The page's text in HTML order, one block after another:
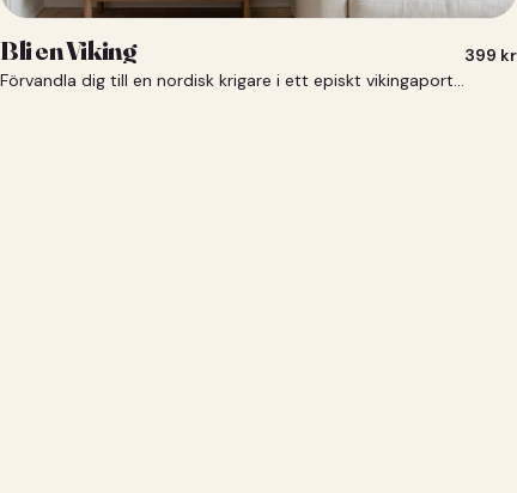
Bli en Viking
Förvandla dig till en nordisk krigare i ett episkt vikingaporträtt.
399 kr